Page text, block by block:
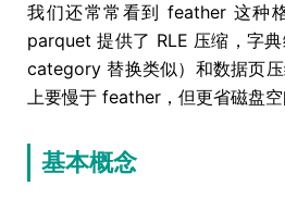
我们还常常看到 feather 这种
parquet 提供了 RLE 压缩，字
category 替换类似）和数据页
上要慢于 feather，但更省磁盘空
基本概念